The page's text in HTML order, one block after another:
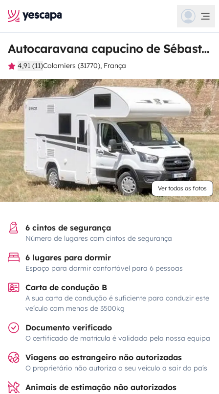
Autocaravana capucino de Sébastien
4,91 (11)Colomiers (31770), França
Ver todas as fotos
6 cintos de segurança
Número de lugares com cintos de segurança
6 lugares para dormir
Espaço para dormir confortável para 6 pessoas
Carta de condução B
A sua carta de condução é suficiente para conduzir este
veículo com menos de 3500kg
Documento verificado
O certificado de matrícula é validado pela nossa equipa
Viagens ao estrangeiro não autorizadas
O proprietário não autoriza o seu veículo a sair do país
Animais de estimação não autorizados